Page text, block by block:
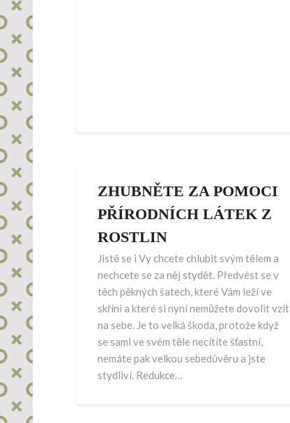
ZHUBNĚTE ZA POMOCI
PŘÍRODNÍCH LÁTEK Z
ROSTLIN
Jistě se i Vy chcete chlubit svým tělem a
nechcete se za něj stydět. Předvést se v
těch pěkných šatech, které Vám leží ve
skříni a které si nyní nemůžete dovolit vzít
na sebe. Je to velká škoda, protože když
se sami ve svém těle necítíte šťastní,
nemáte pak velkou sebedůvěru a jste
stydliví. Redukce…